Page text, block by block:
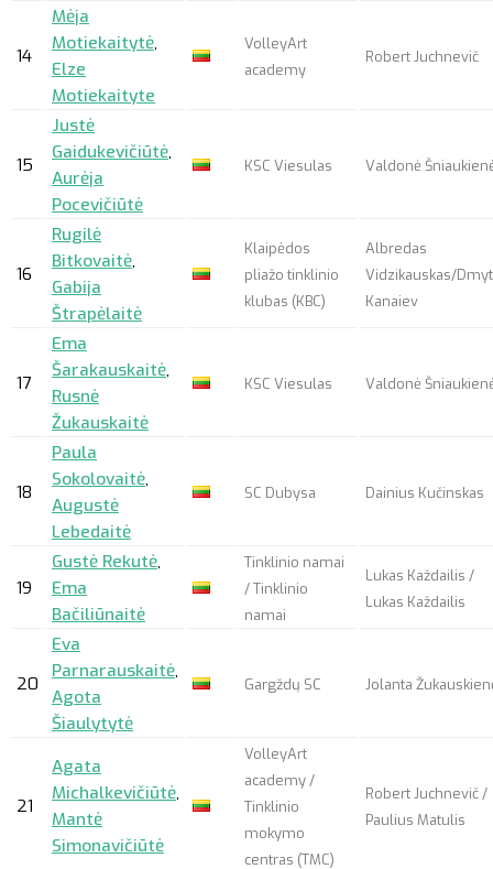
14
Mėja
Motiekaitytė,
Elze
Motiekaityte
VolleyArt
academy
Robert Juchnevič
15
Justė
Gaidukevičiūtė,
Aurėja
Pocevičiūtė
KSC Viesulas Valdonė
16
Rugilė
Bitkovaitė,
Gabija
Štrapėlaitė
Klaipėdos
pliažo tinklinio
klubas (KBC)
Albredas
Vidzikauskas/
Kanaiev
17
Ema
Šarakauskaitė,
Rusnė
Žukauskaitė
KSC Viesulas Valdonė
18
Paula
Sokolovaitė,
Augustė
Lebedaitė
SC Dubysa Dainius Kučinskas
19
Gustė Rekutė,
Ema
Bačiliūnaitė
Tinklinio namai
/ Tinklinio
namai
Lukas Každailis /
Lukas Každailis
20
Eva
Parnarauskaitė,
Agota
Šiaulytytė
Gargždų SC Jolanta
21
Agata
Michalkevičiūtė,
Mantė
Simonavičiūtė
VolleyArt
academy /
Tinklinio
mokymo
centras (TMC)
Robert Juchnevič /
Paulius Matulis